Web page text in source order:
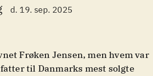
d. 19. sep. 2025
Frøken Jensen, men hvem var
til Danmarks mest solgte